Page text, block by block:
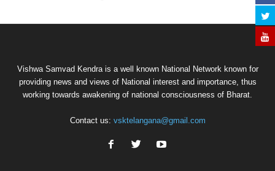
Vishwa Samvad Kendra is a well known National Network known for
providing news and views of National interest and importance, thus
working towards awakening of national consciousness of Bharat.
Contact us: vsktelangana@gmail.com